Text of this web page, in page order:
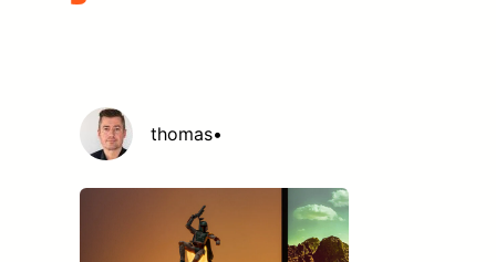
thomas•